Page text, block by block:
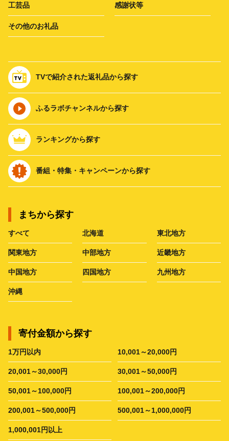
工芸品 感謝状等
その他のお礼品
TVで紹介された返礼品から探す
ふるラボチャンネルから探す
ランキングから探す
番組・特集・キャンペーンから探す
まちから探す
すべて 北海道 東北地方
関東地方 中部地方 近畿地方
中国地方 四国地方 九州地方
沖縄
寄付金額から探す
1万円以内 10,001～20,000円
20,001～30,000円 30,001～50,000円
50,001～100,000円 100,001～200,000円
200,001～500,000円 500,001～1,000,000円
1,000,001円以上